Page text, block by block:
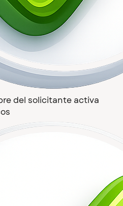
del solicitante activa